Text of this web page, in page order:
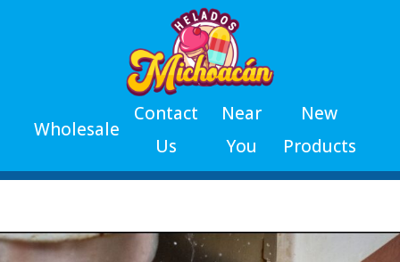
Wholesale
Contact
Us
Near
You
New
Products